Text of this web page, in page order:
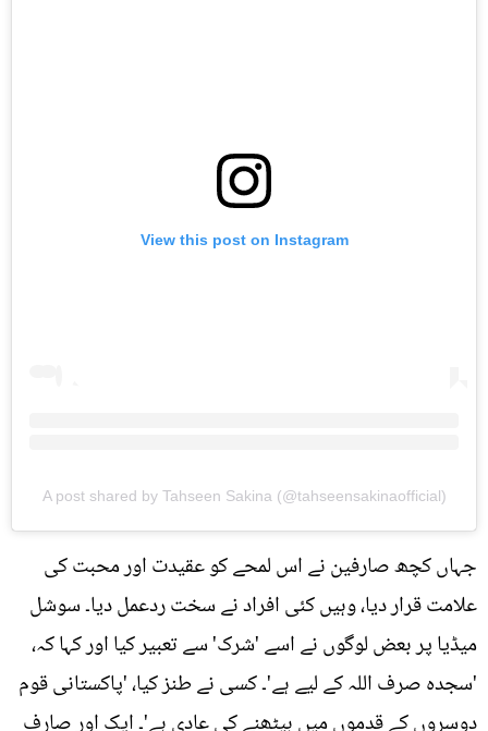
View this post on Instagram
A post shared by Tahseen Sakina (@tahseensakinaofficial)
جہاں کچھ صارفین نے اس لمحے کو عقیدت اور محبت کی
علامت قرار دیا، وہیں کئی افراد نے سخت ردعمل دیا۔ سوشل
میڈیا پر بعض لوگوں نے اسے 'شرک' سے تعبیر کیا اور کہا کہ،
'سجدہ صرف اللہ کے لیے ہے'۔ کسی نے طنز کیا، 'پاکستانی قوم